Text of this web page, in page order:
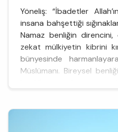
Yöneliş: “İbadetler
insana bahşettiği
Namaz benliğin
zekat mülkiyetin kibrini
bünyesinde
Müslümanı. Bireysel
öğret...